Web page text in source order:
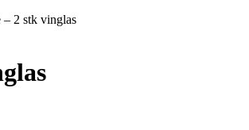
2 stk vinglas